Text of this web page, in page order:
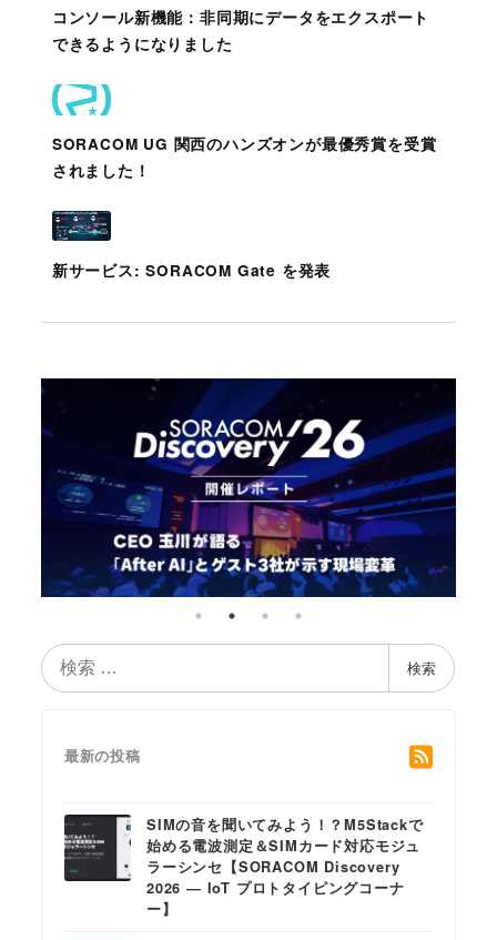
コンソール新機能：非同期にデータをエクスポート
できるようになりました
SORACOM UG 関西のハンズオンが最優秀賞を受賞
されました！
新サービス: SORACOM Gate を発表
検
索
検索
最新の投稿
SIMの音を聞いてみよう！？M5Stackで
始める電波測定＆SIMカード対応モジュ
ラーシンセ【SORACOM Discovery
2026 ― IoT プロトタイピングコーナ
ー】